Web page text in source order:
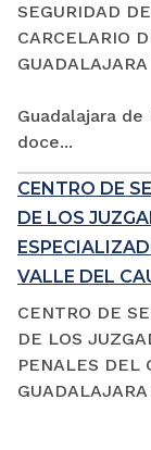
SEGURIDAD
CARCELARIO
Guadalajara
doce...
CENTRO DE
DE LOS
VALLE DEL
CENTRO DE
DE LOS
PENALES DEL